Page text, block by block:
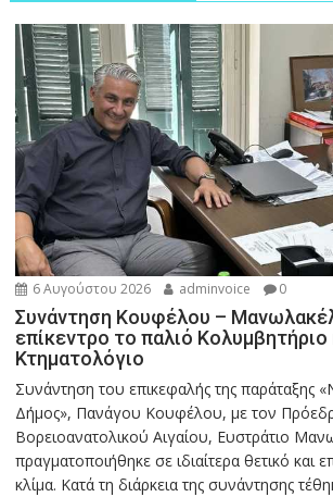
6 Αυγούστου 2026 adminvoice 0
Συνάντηση Κουφέλου –
επίκεντρο το παλιό Κολυμβητήριο
Κτηματολόγιο
Συνάντηση του επικεφαλής της παράταξης
Δήμος», Πανάγου Κουφέλου, με τον
Βορειοανατολικού Αιγαίου, Ευστράτιο
πραγματοποιήθηκε σε ιδιαίτερα θετικό και
κλίμα. Κατά τη διάρκεια της συνάντησης